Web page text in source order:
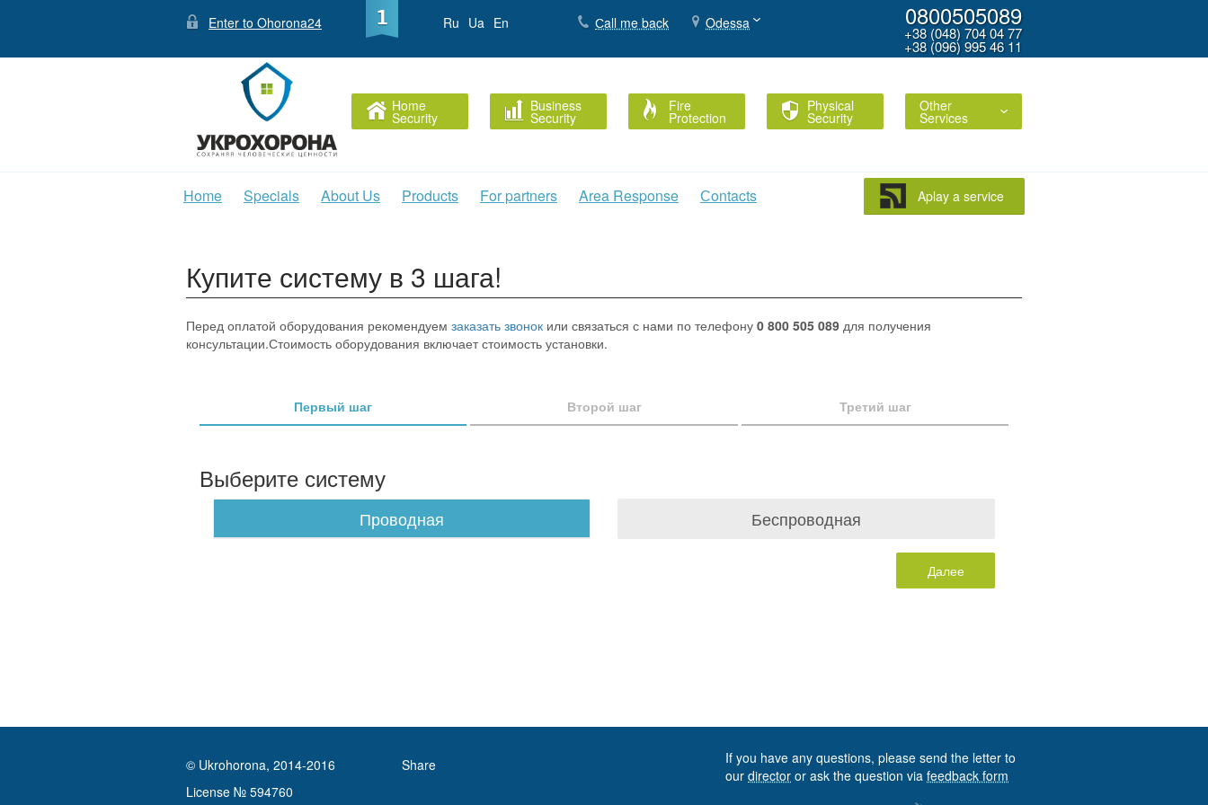
Enter to Ohorona24 Ru Ua En Сall me back Odessa 0800505089
+38 (048) 704 04 77
+38 (096) 995 46 11
Home
Security
Business
Security
Fire
Protection
Physical
Security
Other
Services
Home Specials About Us Products For partners Area Response Сontacts Aplay a service
Купите систему в 3 шага!
Перед оплатой оборудования рекомендуем заказать звонок или связаться с нами по телефону 0 800 505 089 для получения
консультации.Стоимость оборудования включает стоимость установки.
Первый шаг Второй шаг Третий шаг
Выберите систему
Проводная Беспроводная
Далее
© Ukrohorona, 2014-2016
License № 594760
Share
If you have any questions, please send the letter to
our director or ask the question via feedback form